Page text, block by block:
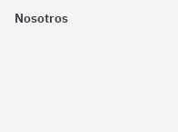
Nosotros